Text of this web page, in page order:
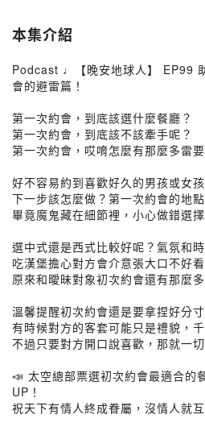
本集介紹
Podcast ♩【晚安地球人】 EP99
會的避雷篇！
第一次約會，到底該選什麼餐廳？
第一次約會，到底該不該牽手呢？
第一次約會，哎唷怎麼有那麼多雷
好不容易約到喜歡好久的男孩或女
下一步該怎麼做？第一次約會的地
畢竟魔鬼藏在細節裡，小心做錯選
選中式還是西式比較好呢？氣氛和
吃漢堡擔心對方會介意張大口不好
原來和曖昧對象初次約會還有那麼
溫馨提醒初次約會還是要拿捏好分
有時候對方的客套可能只是禮貌，
不過只要對方開口說喜歡，那就一
📣 太空總部票選初次約會最適合的
UP！
祝天下有情人終成眷屬，沒情人就